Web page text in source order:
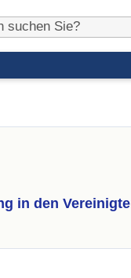
in den